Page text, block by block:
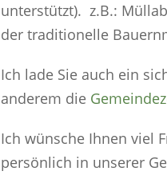
unterstützt). z.B.:
der traditionelle
Ich lade Sie auch ein
anderem die
Ich wünsche Ihnen viel
persönlich in unserer